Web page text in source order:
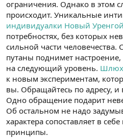
ограничения. Однако в этом
происходит. Уникальные
индивидуалки Новый Уренгой
потребностях, без которых
сильной части человечества.
путаны поднимет
на следующий уровень.
к новым экспериментам,
вы. Обращайтесь по адресу,
Одно обращение подарит
Об остальном не надо
характера сопоставляет в
принципы.